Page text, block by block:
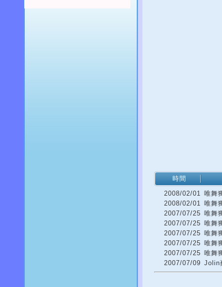
時間
2008/02/01 唯舞
2008/02/01 唯舞
2007/07/25 唯舞
2007/07/25 唯舞
2007/07/25 唯舞
2007/07/25 唯舞
2007/07/25 唯舞
2007/07/09 Jolin